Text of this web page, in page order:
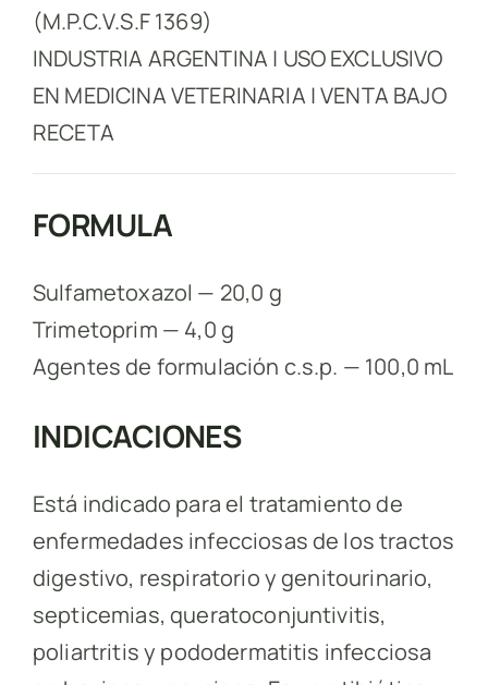
(M.P.C.V.S.F 1369)
INDUSTRIA ARGENTINA | USO EXCLUSIVO
EN MEDICINA VETERINARIA | VENTA BAJO
RECETA
FORMULA
Sulfametoxazol — 20,0 g
Trimetoprim — 4,0 g
Agentes de formulación c.s.p. — 100,0 mL
INDICACIONES
Está indicado para el tratamiento de
enfermedades infecciosas de los tractos
digestivo, respiratorio y genitourinario,
septicemias, queratoconjuntivitis,
poliartritis y pododermatitis infecciosa